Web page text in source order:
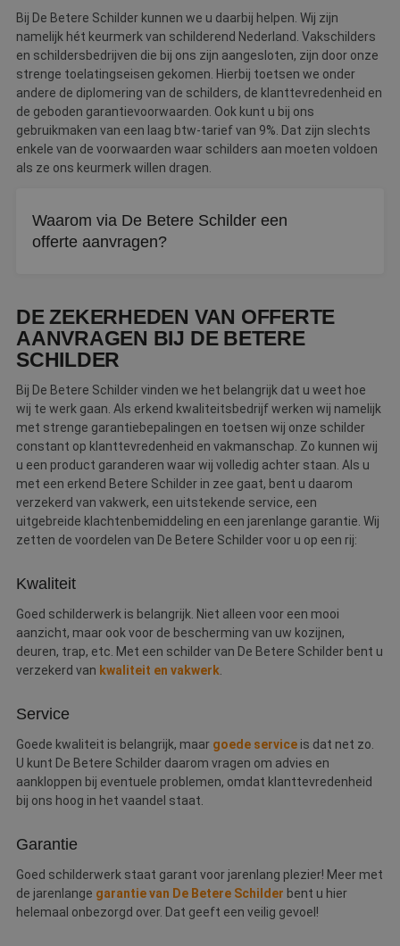
Bij De Betere Schilder kunnen we u daarbij helpen. Wij zijn
namelijk hét keurmerk van schilderend Nederland. Vakschilders
en schildersbedrijven die bij ons zijn aangesloten, zijn door onze
strenge toelatingseisen gekomen. Hierbij toetsen we onder
andere de diplomering van de schilders, de klanttevredenheid en
de geboden garantievoorwaarden. Ook kunt u bij ons
gebruikmaken van een laag btw-tarief van 9%. Dat zijn slechts
enkele van de voorwaarden waar schilders aan moeten voldoen
als ze ons keurmerk willen dragen.
Waarom via De Betere Schilder een
offerte aanvragen?
uitstekende service en het lage btw-tarief van 9%.
DE ZEKERHEDEN VAN OFFERTE
AANVRAGEN BIJ DE BETERE
SCHILDER
Bij De Betere Schilder vinden we het belangrijk dat u weet hoe
wij te werk gaan. Als erkend kwaliteitsbedrijf werken wij namelijk
met strenge garantiebepalingen en toetsen wij onze schilder
constant op klanttevredenheid en vakmanschap. Zo kunnen wij
u een product garanderen waar wij volledig achter staan. Als u
met een erkend Betere Schilder in zee gaat, bent u daarom
verzekerd van vakwerk, een uitstekende service, een
uitgebreide klachtenbemiddeling en een jarenlange garantie. Wij
zetten de voordelen van De Betere Schilder voor u op een rij:
Kwaliteit
Goed schilderwerk is belangrijk. Niet alleen voor een mooi
aanzicht, maar ook voor de bescherming van uw kozijnen,
deuren, trap, etc. Met een schilder van De Betere Schilder bent u
verzekerd van kwaliteit en vakwerk
Service
Goede kwaliteit is belangrijk, maar goede service is dat net zo.
U kunt De Betere Schilder daarom vragen om advies en
aankloppen bij eventuele problemen, omdat klanttevredenheid
bij ons hoog in het vaandel staat.
Garantie
Goed schilderwerk staat garant voor jarenlang plezier! Meer met
de jarenlange garantie van De Betere Schilder bent u hier
helemaal onbezorgd over. Dat geeft een veilig gevoel!